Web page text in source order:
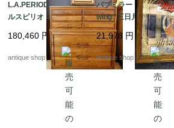
L.A.PERIOD (ロサンゼ
ルスピリオド)社 ハイ
180,460 円
antique shop at's
パブミラー Miller Bre
wing *三日月と女性 T
ype2
21,978 円
antique shop at's